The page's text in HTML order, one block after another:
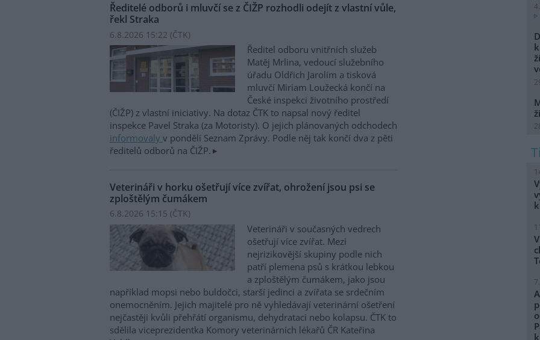
Ředitelé odborů i mluvčí se z ČIŽP rozhodli odejít z vlastní vůle,
řekl Straka
6.8.2026 15:22 (ČTK)
Ředitel odboru vnitřních služeb
Matěj Mrlina, vedoucí služebního
úřadu Oldřich Jarolím a tisková
mluvčí Miriam Loužecká končí na
České inspekci životního prostředí
(ČIŽP) z vlastní iniciativy. Na dotaz ČTK to napsal nový ředitel
inspekce Pavel Straka (za Motoristy). O jejich plánovaných odchodech
informovaly v pondělí Seznam Zprávy. Podle něj tak končí dva z pěti
ředitelů odborů na ČIŽP.
Veterináři v horku ošetřují více zvířat, ohrožení jsou psi se
zploštělým čumákem
6.8.2026 15:15 (ČTK)
Veterináři v současných vedrech
ošetřují více zvířat. Mezi
nejrizikovější skupiny podle nich
patří plemena psů s krátkou lebkou
a zploštělým čumákem, jako jsou
například mopsi nebo buldočci, starší jedinci a zvířata se srdečním
onemocněním. Jejich majitelé pro ně vyhledávají veterinární ošetření
nejčastěji kvůli přehřátí organismu, dehydrataci nebo kolapsu. ČTK to
sdělila viceprezidentka Komory veterinárních lékařů ČR Kateřina